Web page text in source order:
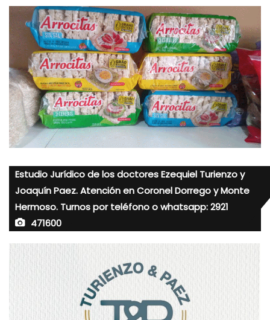
Estudio Jurídico de los doctores Ezequiel Turienzo y
Joaquín Paez. Atención en Coronel Dorrego y Monte
Hermoso. Turnos por teléfono o whatsapp: 2921
471600